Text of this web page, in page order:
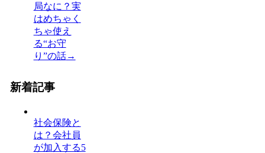
局なに？実
はめちゃく
ちゃ使え
る“お守
り”の話→
新着記事
社会保険と
は？会社員
が加入する5